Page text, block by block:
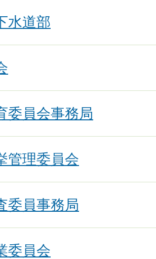
水道部
委員会事務局
管理委員会
委員事務局
委員会